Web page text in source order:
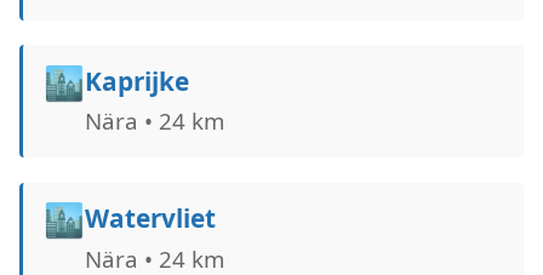
🏙️Kaprijke
Nära • 24 km
🏙️Watervliet
Nära • 24 km